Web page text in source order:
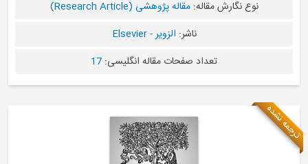
نوع نگارش مقاله:مقاله پژوهشی (Research Article)
ناشر:الزویر - Elsevier
تعداد صفحات مقاله انگلیسی:17
نشده